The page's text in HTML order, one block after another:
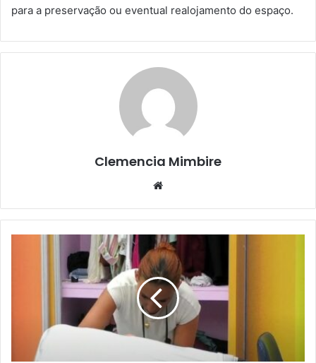
para a preservação ou eventual realojamento do espaço.
Clemencia Mimbire
Website